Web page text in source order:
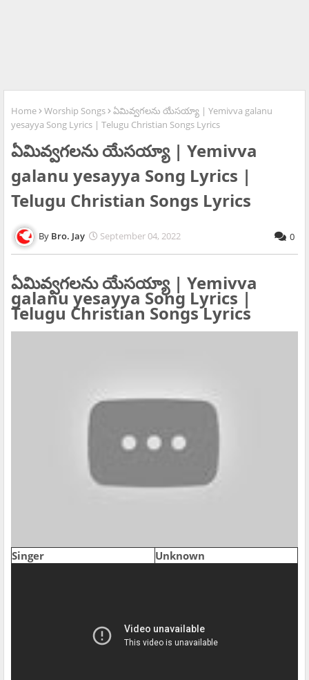
Home Worship Songs
ఏమివ్వగలను యేసయ్యా | Yemivva galanu
yesayya Song Lyrics | Telugu Christian Songs Lyrics
ఏమివ్వగలను యేసయ్యా | Yemivva
galanu yesayya Song Lyrics |
Telugu Christian Songs Lyrics
Bro. Jay September 04, 2022 0
ఏమివ్వగలను యేసయ్యా | Yemivva
galanu yesayya Song Lyrics |
Telugu Christian Songs Lyrics
Singer Unknown